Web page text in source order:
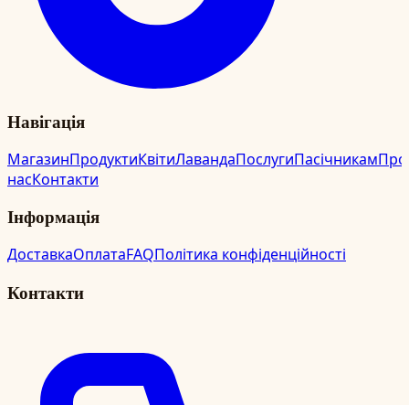
Навігація
МагазинПродуктиКвітиЛавандаПослугиПасічникамПро
насКонтакти
Інформація
ДоставкаОплатаFAQПолітика конфіденційності
Контакти